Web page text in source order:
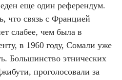
еще один референдум.
что связь с Францией
слабее, чем была в
в 1960 году, Сомали уже
Большинство этнических
проголосовали за